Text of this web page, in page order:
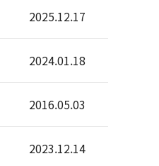
2025.12.17
2024.01.18
2016.05.03
2023.12.14